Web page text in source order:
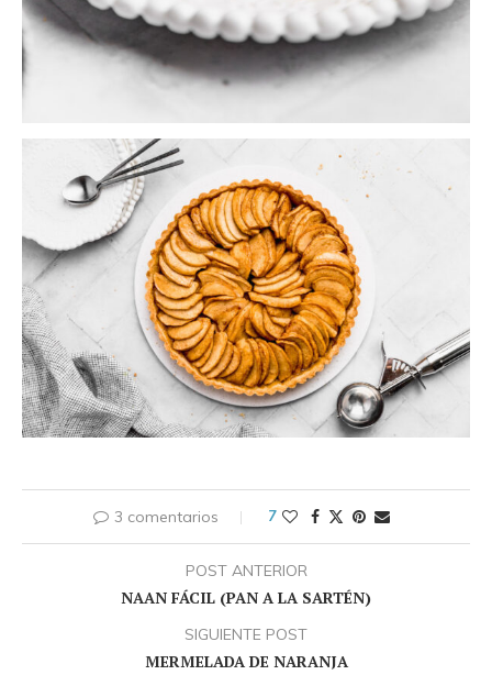
3 comentarios 7
POST ANTERIOR
NAAN FÁCIL (PAN A LA SARTÉN)
SIGUIENTE POST
MERMELADA DE NARANJA